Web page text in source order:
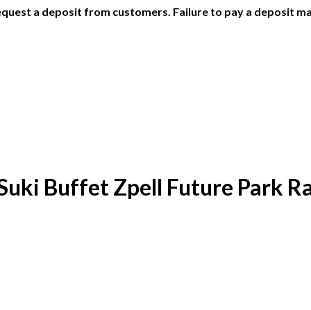
a deposit from customers. Failure to pay a deposit
Buffet Zpell Future Park